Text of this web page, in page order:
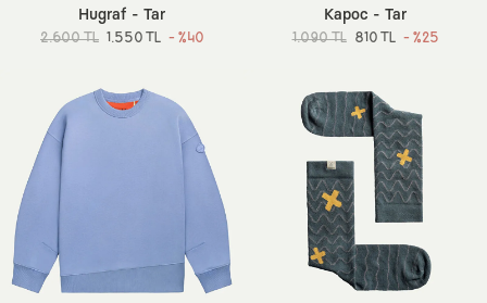
Hugraf - Tar
2.600 TL 1.550 TL - %40
Kapoc - Tar
1.090 TL 810 TL - %25